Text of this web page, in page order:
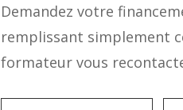
Demandez votre
remplissant simplement
formateur vous